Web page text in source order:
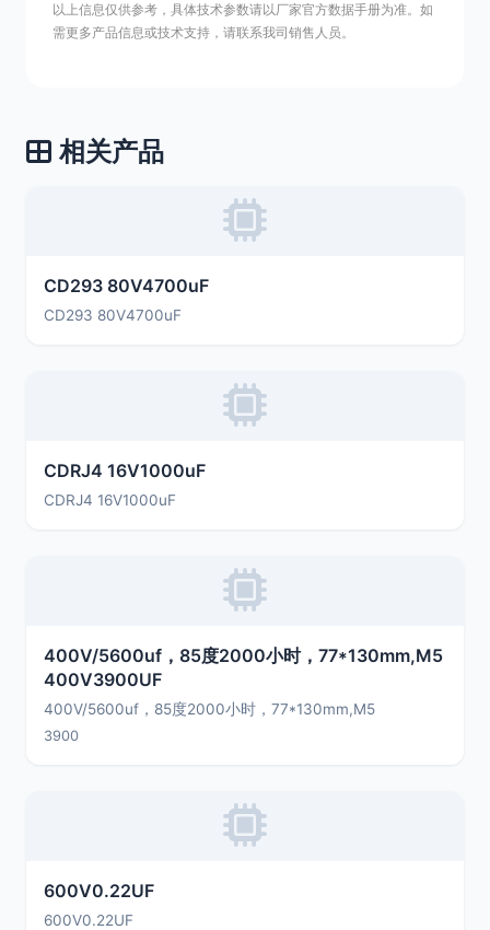
以上信息仅供参考，具体技术参数请以厂家官方数据手册为准。如
需更多产品信息或技术支持，请联系我司销售人员。
相关产品
CD293 80V4700uF
CD293 80V4700uF
CDRJ4 16V1000uF
CDRJ4 16V1000uF
400V/5600uf，85度2000小时，77*130mm,M5
400V3900UF
400V/5600uf，85度2000小时，77*130mm,M5
3900
600V0.22UF
600V0.22UF